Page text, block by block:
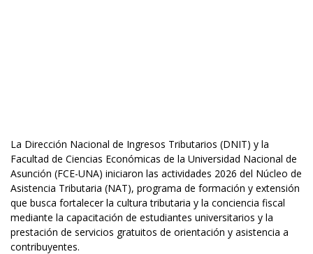
La Dirección Nacional de Ingresos Tributarios (DNIT) y la
Facultad de Ciencias Económicas de la Universidad Nacional de
Asunción (FCE-UNA) iniciaron las actividades 2026 del Núcleo de
Asistencia Tributaria (NAT), programa de formación y extensión
que busca fortalecer la cultura tributaria y la conciencia fiscal
mediante la capacitación de estudiantes universitarios y la
prestación de servicios gratuitos de orientación y asistencia a
contribuyentes.